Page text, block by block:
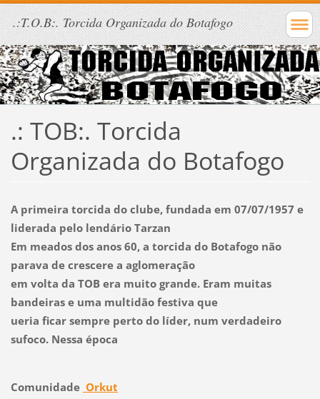
.:T.O.B:. Torcida Organizada do Botafogo
.: TOB:. Torcida
Organizada do Botafogo
A primeira torcida do clube, fundada em 07/07/1957 e
liderada pelo lendário Tarzan
Em meados dos anos 60, a torcida do Botafogo não
parava de crescere a aglomeração
em volta da TOB era muito grande. Eram muitas
bandeiras e uma multidão festiva que
ueria ficar sempre perto do líder, num verdadeiro
sufoco. Nessa época
Comunidade Orkut